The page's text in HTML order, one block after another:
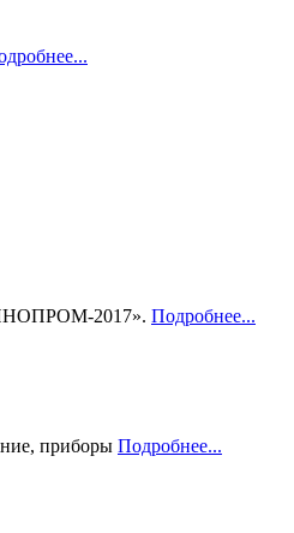
2017». Подробнее...
приборы Подробнее...